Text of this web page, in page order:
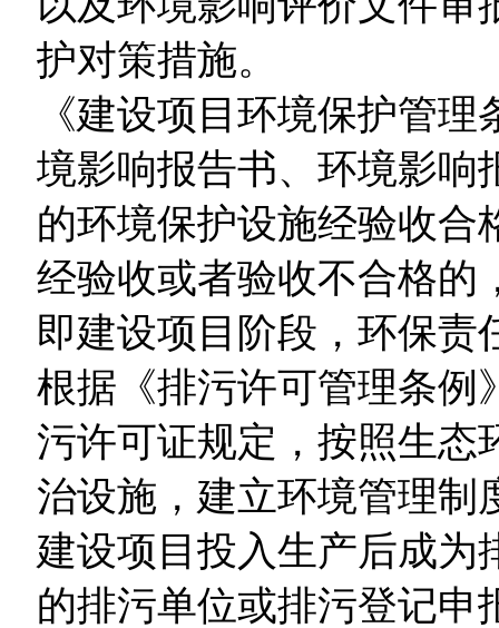
护对策措施。
《建设项目环境保护管
境影响报告书、环境影响
的环境保护设施经验收合
经验收或者验收不合格的
即建设项目阶段，环保责
根据《排污许可管理条例
污许可证规定，按照生态
治设施，建立环境管理制
建设项目投入生产后成为
的排污单位或排污登记申